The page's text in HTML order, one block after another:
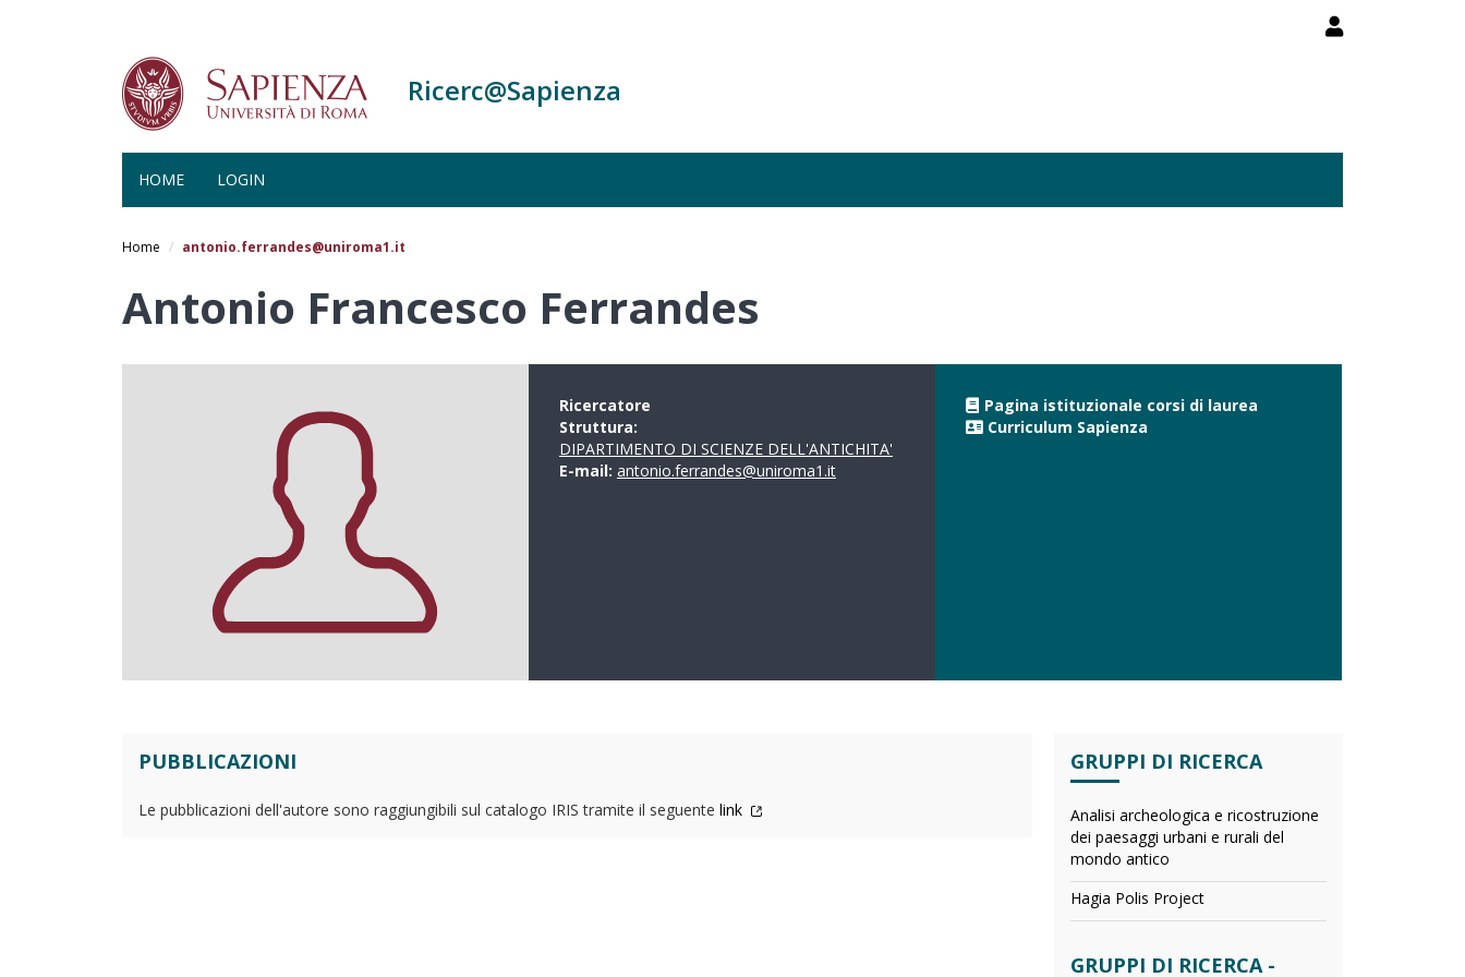
Ricerc@Sapienza
HOME LOGIN
Home antonio.ferrandes@uniroma1.it
Antonio Francesco Ferrandes
Ricercatore
Struttura:
DIPARTIMENTO DI SCIENZE DELL'ANTICHITA'
E-mail: antonio.ferrandes@uniroma1.it
Pagina istituzionale corsi di laurea
Curriculum Sapienza
PUBBLICAZIONI
Le pubblicazioni dell'autore sono raggiungibili sul catalogo IRIS tramite il seguente link
GRUPPI DI RICERCA
Analisi archeologica e ricostruzione
dei paesaggi urbani e rurali del
mondo antico
Hagia Polis Project
GRUPPI DI RICERCA -